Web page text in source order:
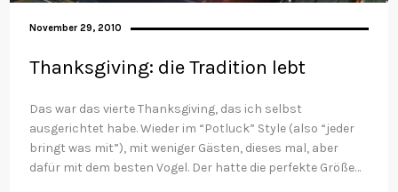
November 29, 2010
Thanksgiving: die Tradition lebt
Das war das vierte Thanksgiving, das ich selbst
ausgerichtet habe. Wieder im “Potluck” Style (also “jeder
bringt was mit”), mit weniger Gästen, dieses mal, aber
dafür mit dem besten Vogel. Der hatte die perfekte Größe…